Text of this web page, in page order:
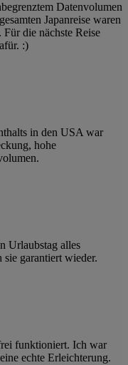
Datenvolumen
Japanreise waren
die nächste Reise
:)
in den USA war
hohe
Urlaubstag alles
garantiert wieder.
funktioniert. Ich war
echte Erleichterung.